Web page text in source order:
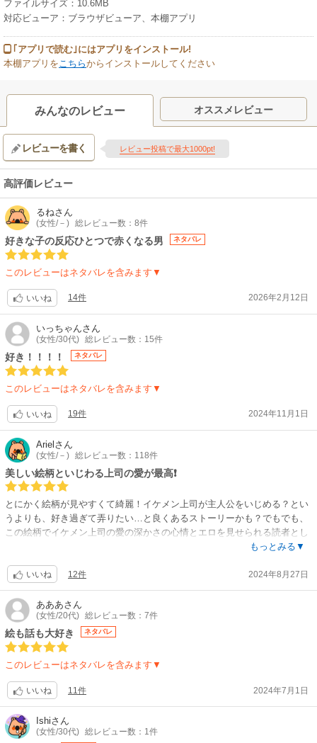
ファイルサイズ：10.6MB
対応ビューア：ブラウザビューア、本棚アプリ
｢アプリで読む｣にはアプリをインストール!
本棚アプリを こちらからインストールしてください
みんなのレビュー オススメレビュー
レビューを書く レビュー投稿で最大1000pt!
高評価レビュー
るねさん
(女性/－) 総レビュー数：8件
好きな子の反応ひとつで赤くなる男 ネタバレ
このレビューはネタバレを含みます▼
いいね 14件 2026年2月12日
いっちゃんさん
(女性/30代) 総レビュー数：15件
好き！！！！ ネタバレ
このレビューはネタバレを含みます▼
いいね 19件 2024年11月1日
Arielさん
(女性/－) 総レビュー数：118件
美しい絵柄といじわる上司の愛が最高❗️
とにかく絵柄が見やすくて綺麗！イケメン上司が主人公をいじめる？とい
うよりも、好き過ぎて弄りたい…と良くあるストーリーかも？でもでも、
この絵柄でイケメン上司の愛の深かさの心情とエロを見せられる読者とし
ては、堪らない感覚に陥ります。主人公が真面目で天然なところが奏功し
追加レビューします。8話の展開に意表を突かれたような…今迄は、いじ
わる環さんとTLならではの展開を楽しんでいましたが、この8話には少女
漫画のような展開に驚きつつも、二人の気持ちの動きが繊細に表現されて
おりナチュラルな破壊力に感動！本当にこの作者の作品は、軸のしっかり
とした物語の展開と美しい絵柄が見事にマッチしていてお見事！且つ最高
です❤️
もっとみる▼
いいね 12件 2024年8月27日
あああさん
(女性/20代) 総レビュー数：7件
絵も話も大好き ネタバレ
このレビューはネタバレを含みます▼
いいね 11件 2024年7月1日
Ishiさん
(女性/30代) 総レビュー数：1件